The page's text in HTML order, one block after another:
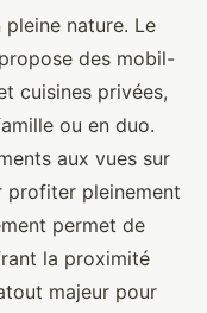
nature. Le
des mobil-
cuisines privées,
ou en duo.
aux vues sur
profiter pleinement
permet de
la proximité
majeur pour